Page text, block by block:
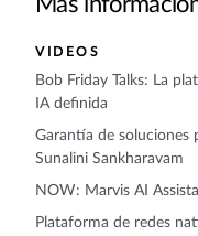
VIDEOS
Bob Friday Talks: La
IA definida
Garantía de soluciones
Sunalini Sankharavam
NOW: Marvis AI
Plataforma de redes